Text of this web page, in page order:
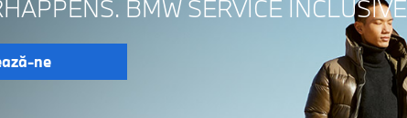
BMW SERVICE INCLUSIVE
ne